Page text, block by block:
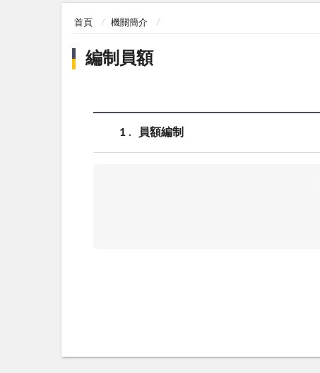
首頁 機關簡介
編制員額
1 員額編制